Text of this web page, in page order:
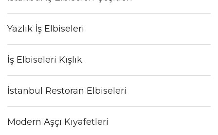
Yazlık İş Elbiseleri
İş Elbiseleri Kışlık
İstanbul Restoran Elbiseleri
Modern Aşçı Kıyafetleri